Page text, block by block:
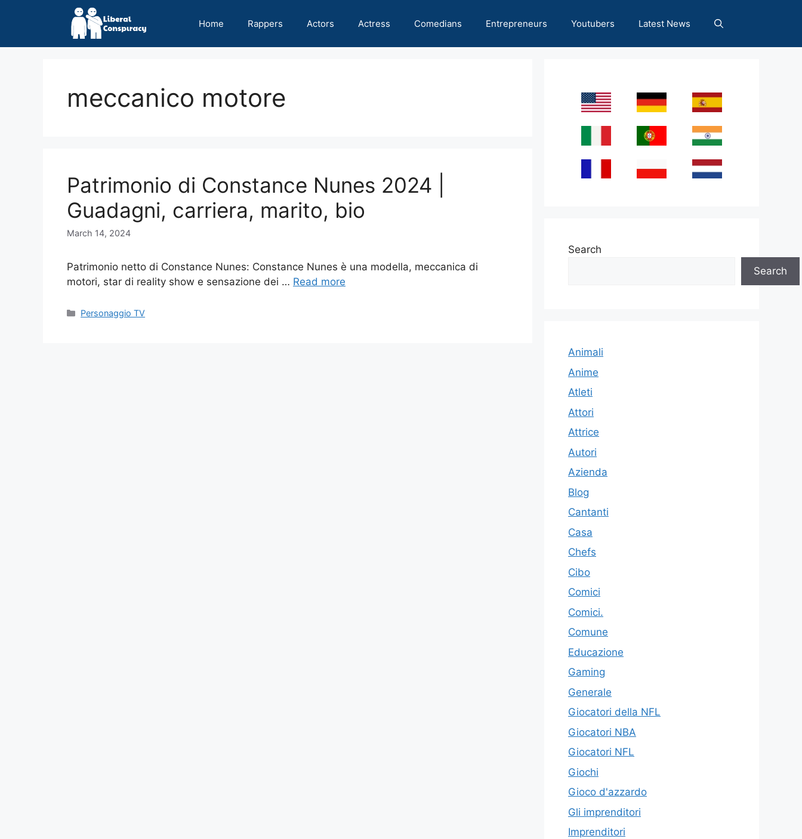
Home Rappers Actors Actress Comedians Entrepreneurs Youtubers Latest News
meccanico motore
Patrimonio di Constance Nunes 2024 |
Guadagni, carriera, marito, bio
March 14, 2024
Patrimonio netto di Constance Nunes: Constance Nunes è una modella, meccanica di
motori, star di reality show e sensazione dei … Read more
Categories
Personaggio TV
Search
Search
Animali
Anime
Atleti
Attori
Attrice
Autori
Azienda
Blog
Cantanti
Casa
Chefs
Cibo
Comici
Comici.
Comune
Educazione
Gaming
Generale
Giocatori della NFL
Giocatori NBA
Giocatori NFL
Giochi
Gioco d'azzardo
Gli imprenditori
Imprenditori